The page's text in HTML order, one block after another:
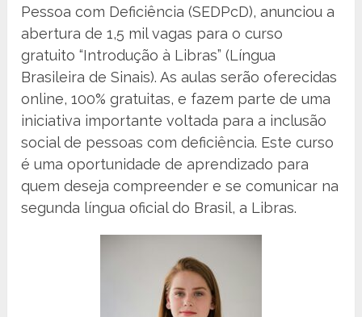
Pessoa com Deficiência (SEDPcD), anunciou a
abertura de 1,5 mil vagas para o curso
gratuito “Introdução à Libras” (Língua
Brasileira de Sinais). As aulas serão oferecidas
online, 100% gratuitas, e fazem parte de uma
iniciativa importante voltada para a inclusão
social de pessoas com deficiência. Este curso
é uma oportunidade de aprendizado para
quem deseja compreender e se comunicar na
segunda língua oficial do Brasil, a Libras.